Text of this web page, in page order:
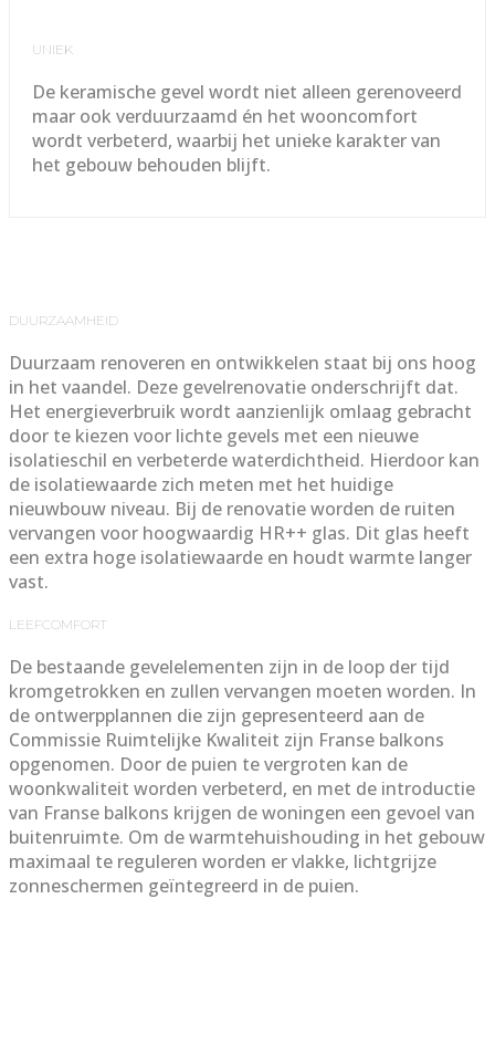
UNIEK
De keramische gevel wordt niet alleen gerenoveerd
maar ook verduurzaamd én het wooncomfort
wordt verbeterd, waarbij het unieke karakter van
het gebouw behouden blijft.
DUURZAAMHEID
Duurzaam renoveren en ontwikkelen staat bij ons hoog
in het vaandel. Deze gevelrenovatie onderschrijft dat.
Het energieverbruik wordt aanzienlijk omlaag gebracht
door te kiezen voor lichte gevels met een nieuwe
isolatieschil en verbeterde waterdichtheid. Hierdoor kan
de isolatiewaarde zich meten met het huidige
nieuwbouw niveau. Bij de renovatie worden de ruiten
vervangen voor hoogwaardig HR++ glas. Dit glas heeft
een extra hoge isolatiewaarde en houdt warmte langer
vast.
LEEFCOMFORT
De bestaande gevelelementen zijn in de loop der tijd
kromgetrokken en zullen vervangen moeten worden. In
de ontwerpplannen die zijn gepresenteerd aan de
Commissie Ruimtelijke Kwaliteit zijn Franse balkons
opgenomen. Door de puien te vergroten kan de
woonkwaliteit worden verbeterd, en met de introductie
van Franse balkons krijgen de woningen een gevoel van
buitenruimte. Om de warmtehuishouding in het gebouw
maximaal te reguleren worden er vlakke, lichtgrijze
zonneschermen geïntegreerd in de puien.